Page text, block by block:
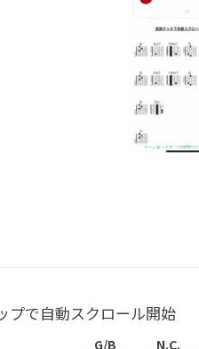
プで自動スクロール開始
G/B N.C.